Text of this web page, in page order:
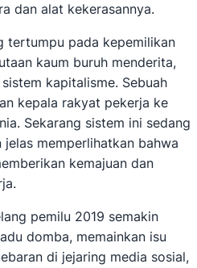
dan alat kekerasannya.
tertumpu pada kepemilikan
kaum buruh menderita,
kapitalisme. Sebuah
kepala rakyat pekerja ke
Sekarang sistem ini sedang
memperlihatkan bahwa
kemajuan dan
pemilu 2019 semakin
domba, memainkan isu
di jejaring media sosial,